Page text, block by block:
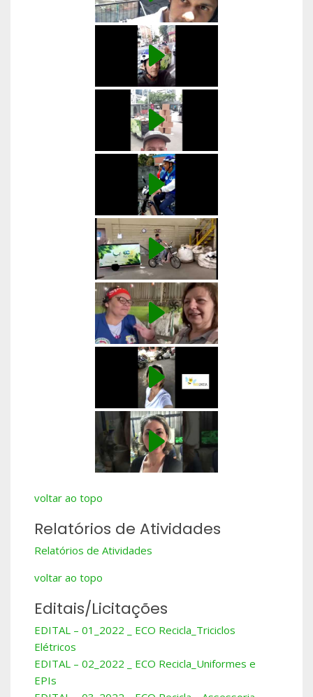
voltar ao topo
Relatórios de Atividades
Relatórios de Atividades
voltar ao topo
Editais/Licitações
EDITAL – 01_2022 _ ECO Recicla_Triciclos
Elétricos
EDITAL – 02_2022 _ ECO Recicla_Uniformes e
EPIs